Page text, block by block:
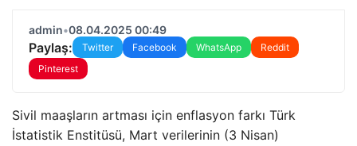
admin•08.04.2025 00:49
Paylaş: Twitter Facebook WhatsApp
Reddit
Pinterest
Sivil maaşların artması için enflasyon farkı Türk
İstatistik Enstitüsü, Mart verilerinin (3 Nisan)